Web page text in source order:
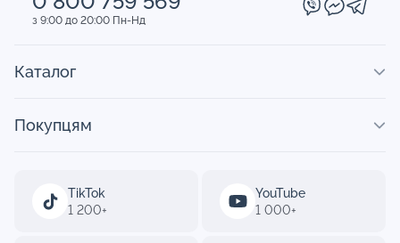
з 9:00 до 20:00 Пн-Нд
TikTok
1 200+
YouTube
1 000+
Каталог
Покупцям